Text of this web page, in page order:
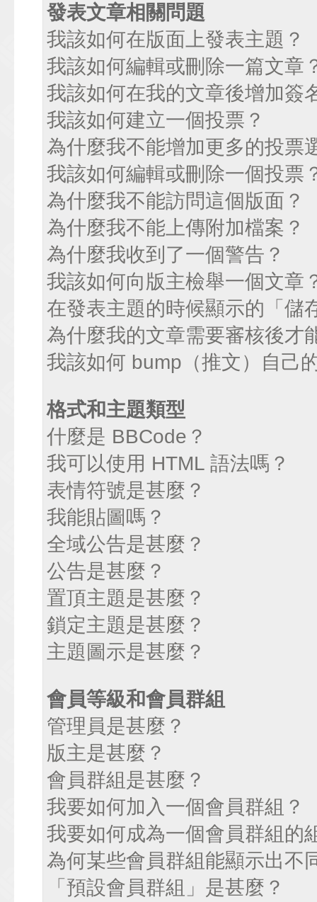
發表文章相關問題
我該如何在版面上發表主題？
我該如何編輯或刪除一篇文章
我該如何在我的文章後增加簽
我該如何建立一個投票？
為什麼我不能增加更多的投票
我該如何編輯或刪除一個投票
為什麼我不能訪問這個版面？
為什麼我不能上傳附加檔案？
為什麼我收到了一個警告？
我該如何向版主檢舉一個文章
在發表主題的時候顯示的「儲
為什麼我的文章需要審核後才
我該如何 bump（推文）自己
格式和主題類型
什麼是 BBCode？
我可以使用 HTML 語法嗎？
表情符號是甚麼？
我能貼圖嗎？
全域公告是甚麼？
公告是甚麼？
置頂主題是甚麼？
鎖定主題是甚麼？
主題圖示是甚麼？
會員等級和會員群組
管理員是甚麼？
版主是甚麼？
會員群組是甚麼？
我要如何加入一個會員群組？
我要如何成為一個會員群組的
為何某些會員群組能顯示出不
「預設會員群組」是甚麼？